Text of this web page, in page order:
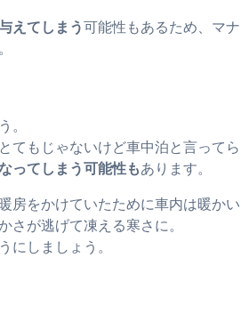
えてしまう可能性もあるため、マナ
。
てもじゃないけど車中泊と言ってら
ってしまう可能性もあります。
房をかけていたために車内は暖かい
さが逃げて凍える寒さに。
にしましょう。